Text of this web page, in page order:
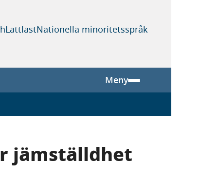
LättlästNationella minoritetsspråk
Meny
jämställdhet